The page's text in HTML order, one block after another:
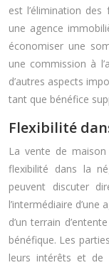
est l’élimination des
une agence
économiser une
une commission à
d’autres aspects
tant que bénéfice
Flexibilité
La vente de
flexibilité dans la
peuvent discuter
l’intermédiaire
d’un terrain
bénéfique. Les
leurs intérêts et de